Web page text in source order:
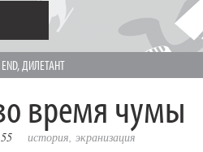
,ДИЛЕТАНТ
время чумы
история, экранизация